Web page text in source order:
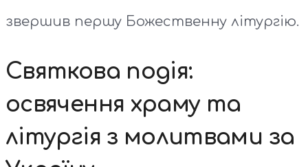
звершив першу Божественну літургію.
Святкова подія:
освячення храму та
літургія з молитвами за